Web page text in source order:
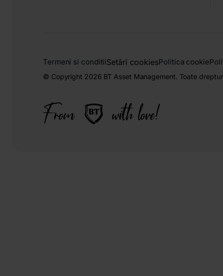
Termeni si conditiiSetări cookiesPolitica cookie
© Copyright 2026 BT Asset Management. Toate